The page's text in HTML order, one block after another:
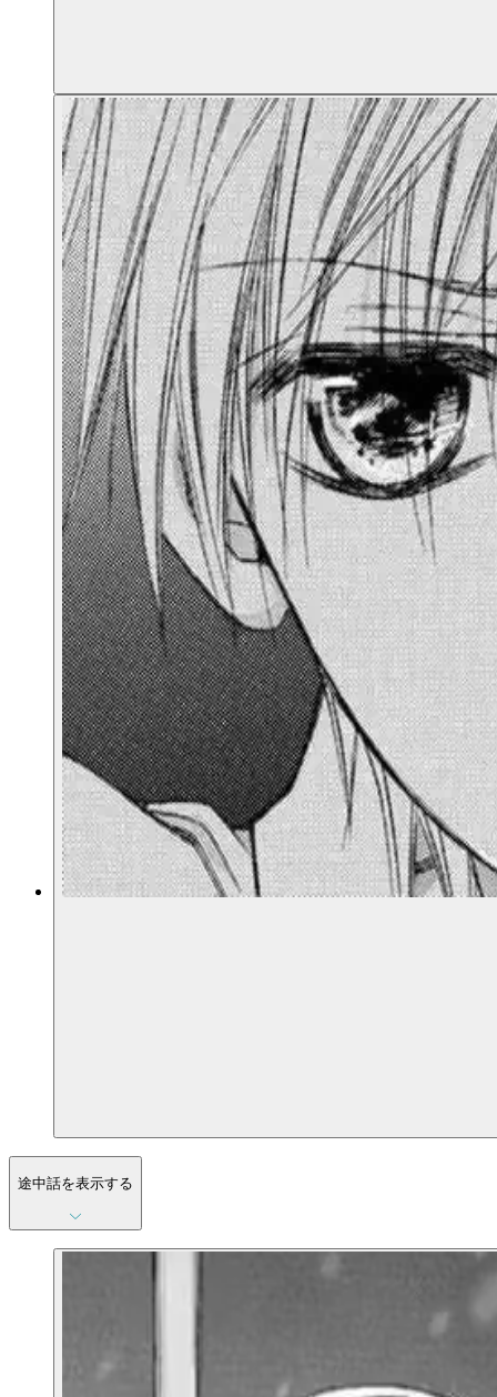
途中話を表示する